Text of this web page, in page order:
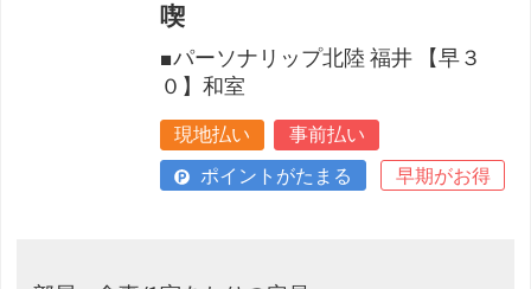
喫
■パーソナリップ北陸 福井 【早３
０】和室
現地払い
事前払い
ポイントがたまる
早期がお得